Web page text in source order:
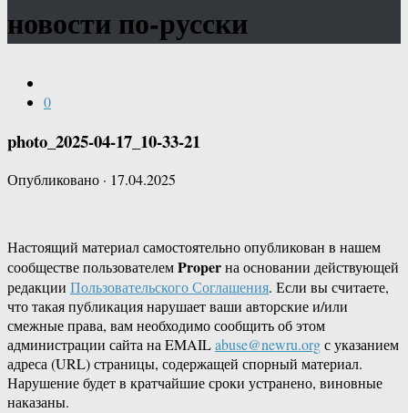
новости по-русски
0
photo_2025-04-17_10-33-21
Опубликовано · 17.04.2025
Настоящий материал самостоятельно опубликован в нашем
сообществе пользователемProperна основании действующей
редакции Пользовательского Соглашения. Если вы считаете,
что такая публикация нарушает ваши авторские и/или
смежные права, вам необходимо сообщить об этом
администрации сайта на EMAILabuse@newru.orgс указанием
адреса (URL) страницы, содержащей спорный материал.
Нарушение будет в кратчайшие сроки устранено, виновные
наказаны.